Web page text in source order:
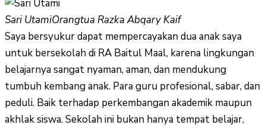
Sari UtamiOrangtua Razka Abqary Kaif
Saya bersyukur dapat mempercayakan dua anak saya
untuk bersekolah di RA Baitul Maal, karena lingkungan
belajarnya sangat nyaman, aman, dan mendukung
tumbuh kembang anak. Para guru profesional, sabar, dan
peduli. Baik terhadap perkembangan akademik maupun
akhlak siswa. Sekolah ini bukan hanya tempat belajar,